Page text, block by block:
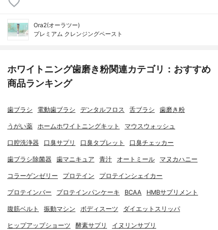
Ora2(オーラツー)
プレミアム クレンジングペースト
ホワイトニング歯磨き粉関連カテゴリ：おすすめ
商品ランキング
歯ブラシ 電動歯ブラシ デンタルフロス 舌ブラシ 歯磨き粉
うがい薬 ホームホワイトニングキット マウスウォッシュ
口腔洗浄器 口臭サプリ 口臭タブレット 口臭チェッカー
歯ブラシ除菌器 歯マニキュア 青汁 オートミール マヌカハニー
コラーゲンゼリー プロテイン プロテインシェイカー
プロテインバー プロテインパンケーキ BCAA HMBサプリメント
腹筋ベルト 振動マシン ボディスーツ ダイエットスリッパ
ヒップアップショーツ 酵素サプリ イヌリンサプリ